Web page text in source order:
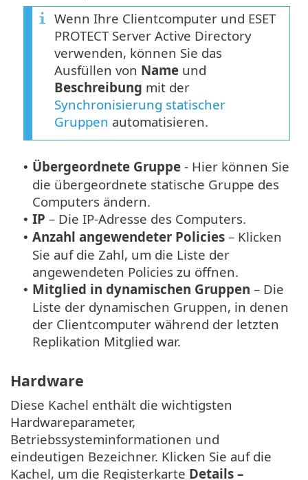
Wenn Ihre Clientcomputer und ESET
PROTECT Server Active Directory
verwenden, können Sie das
Ausfüllen von Name und
Beschreibung mit der
Synchronisierung statischer
Gruppen automatisieren.
• Übergeordnete Gruppe - Hier können Sie
die übergeordnete statische Gruppe des
Computers ändern.
• IP – Die IP-Adresse des Computers.
• Anzahl angewendeter Policies – Klicken
Sie auf die Zahl, um die Liste der
angewendeten Policies zu öffnen.
• Mitglied in dynamischen Gruppen – Die
Liste der dynamischen Gruppen, in denen
der Clientcomputer während der letzten
Replikation Mitglied war.
Hardware
Diese Kachel enthält die wichtigsten
Hardwareparameter,
Betriebssysteminformationen und
eindeutigen Bezeichner. Klicken Sie auf die
Kachel, um die Registerkarte Details –